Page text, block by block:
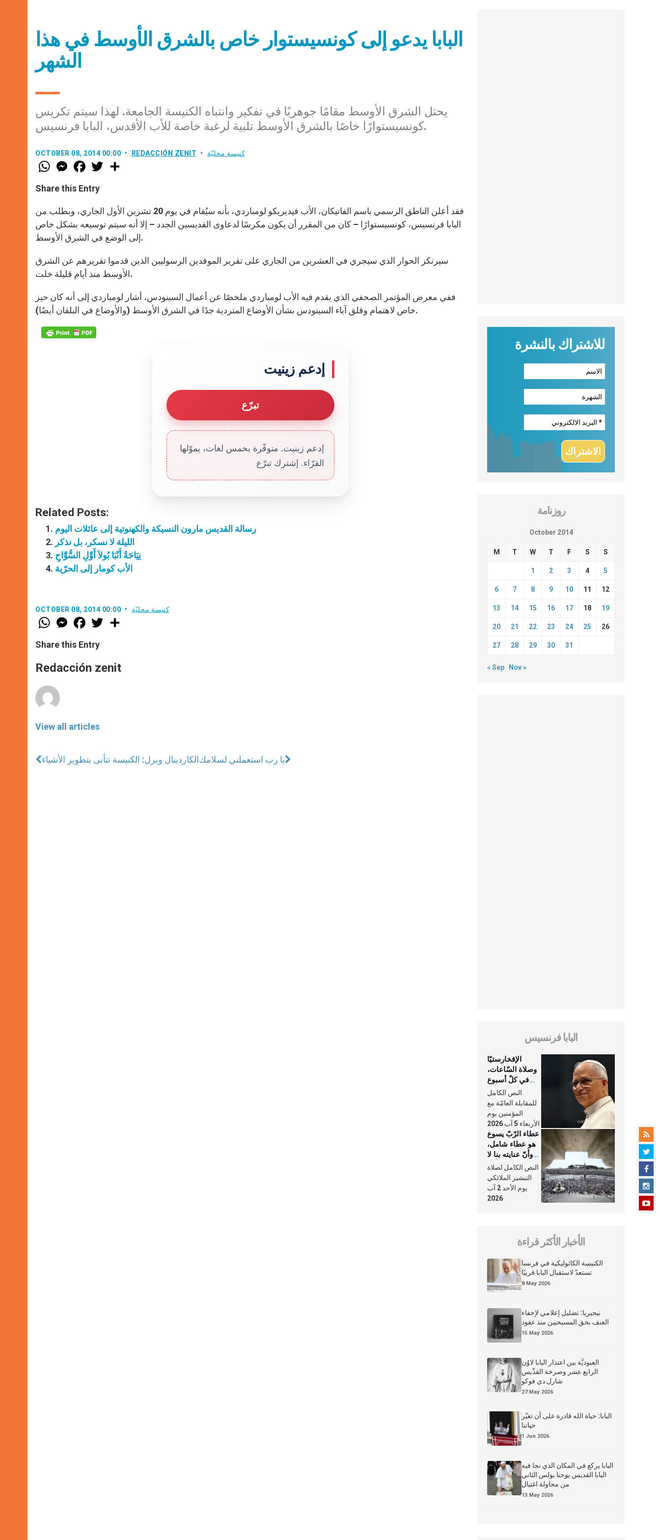
البابا يدعو إلى كونسيستوار خاص بالشرق الأوسط في هذا
الشهر
يحتل الشرق الأوسط مقامًا جوهريًا في تفكير وانتباه الكنيسة الجامعة. لهذا سيتم تكريس
كونسيستوارًا خاصًا بالشرق الأوسط تلبية لرغبة خاصة للأب الأقدس، البابا فرنسيس.
OCTOBER 08, 2014 00:00 REDACCIÓN ZENIT كنيسة محليّة
W
h
t
s
p
p
M
e
s
e
g
e
r
F
a
e
b
o
k
w
Share this Entry
فقد أعلن الناطق الرسمي باسم الفاتيكان، الأب فيديريكو لومباردي، بأنه سيُقام في يوم 20 تشرين الأول الجاري، وبطلب من
البابا فرنسيس، كونسيستوارًا – كان من المقرر أن يكون مكرسًا لدعاوى القديسين الجدد – إلا أنه سيتم توسيعه بشكل خاص
إلى الوضع في الشرق الأوسط.
سيرتكز الحوار الذي سيجري في العشرين من الجاري على تقرير الموفدين الرسوليين الذين قدموا تقريرهم عن الشرق
الأوسط منذ أيام قليلة خلت.
ففي معرض المؤتمر الصحفي الذي يقدم فيه الأب لومباردي ملخصًا عن أعمال السينودس، أشار لومباردي إلى أنه كان حيز
خاص لاهتمام وقلق آباء السينودس بشأن الأوضاع المتردية جدًا في الشرق الأوسط (والأوضاع في البلقان أيضًا).
إدعم زينيت
تبرّع
إدعم زينيت. متوفّرة بخمس لغات، يموّلها
القرّاء. إشترك تبرّع
Related Posts:
رسالة القديس مارون النسيكة والكهنوتية إلى عائلات اليوم
الليلة لا نسكر، بل نذكر
نِيَاحَةُ أَنْبَا بُولاَ أَوَّلِ السُّوَّاحِ
الأب كومار إلى الحرّية
OCTOBER 08, 2014 00:00 كنيسة محليّة
W
h
t
s
p
p
M
e
s
e
g
e
F
a
e
b
o
k
w
r
Share this Entry
Redacción zenit
View all articles
الكاردينال ويرل: الكنيسة تتأنى بتطوير الأشياءيا رب استعملني لسلامك
للاشتراك بالنشرة
روزنامة
October 2014
M T W T F S S
1 2 3 4 5
6 7 8 9 10 11 12
13 14 15 16 17 18 19
20 21 22 23 24 25 26
27 28 29 30 31
« Sep Nov »
البابا فرنسيس
الإفخارستيّا
وصلاة السّاعات،
في كلّ أسبوع
وكلّ يوم، هما
النَّفَس في حياة
الكنيسة
النص الكامل
للمقابلة العامّة مع
المؤمنين يوم
الأربعاء 5 آب 2026
عطاء الرّبّ يسوع
هو عطاء شامل،
وأنّ عنايته بنا لا
تغيب عنّا أبدًا
النص الكامل لصلاة
التبشير الملائكي
يوم الأحد 2 آب
2026
الأخبار الأكثر قراءة
الكنيسة الكاثوليكية في فرنسا
تستعدّ لاستقبال البابا قريبًا
8 May 2026
نيجيريا: تضليل إعلامي لإخفاء
العنف بحق المسيحيين منذ عقود
15 May 2026
العبوديَّة بين اعتذار البابا لاوُن
الرابع عشر وصرخة القدِّيس
شارل دي فوكو
27 May 2026
البابا: حياة الله قادرة على أن تغيّر
حياتنا
1 Jun 2026
البابا يركع في المكان الذي نجا فيه
البابا القديس يوحنا بولس الثاني
من محاولة اغتيال
13 May 2026